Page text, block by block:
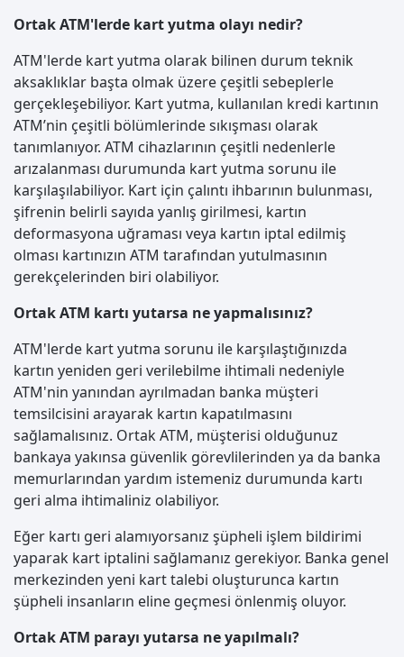
Ortak ATM'lerde kart yutma olayı nedir?
ATM'lerde kart yutma olarak bilinen durum teknik
aksaklıklar başta olmak üzere çeşitli sebeplerle
gerçekleşebiliyor. Kart yutma, kullanılan kredi kartının
ATM’nin çeşitli bölümlerinde sıkışması olarak
tanımlanıyor. ATM cihazlarının çeşitli nedenlerle
arızalanması durumunda kart yutma sorunu ile
karşılaşılabiliyor. Kart için çalıntı ihbarının bulunması,
şifrenin belirli sayıda yanlış girilmesi, kartın
deformasyona uğraması veya kartın iptal edilmiş
olması kartınızın ATM tarafından yutulmasının
gerekçelerinden biri olabiliyor.
Ortak ATM kartı yutarsa ne yapmalısınız?
ATM'lerde kart yutma sorunu ile karşılaştığınızda
kartın yeniden geri verilebilme ihtimali nedeniyle
ATM'nin yanından ayrılmadan banka müşteri
temsilcisini arayarak kartın kapatılmasını
sağlamalısınız. Ortak ATM, müşterisi olduğunuz
bankaya yakınsa güvenlik görevlilerinden ya da banka
memurlarından yardım istemeniz durumunda kartı
geri alma ihtimaliniz olabiliyor.
Eğer kartı geri alamıyorsanız şüpheli işlem bildirimi
yaparak kart iptalini sağlamanız gerekiyor. Banka genel
merkezinden yeni kart talebi oluşturunca kartın
şüpheli insanların eline geçmesi önlenmiş oluyor.
Ortak ATM parayı yutarsa ne yapılmalı?